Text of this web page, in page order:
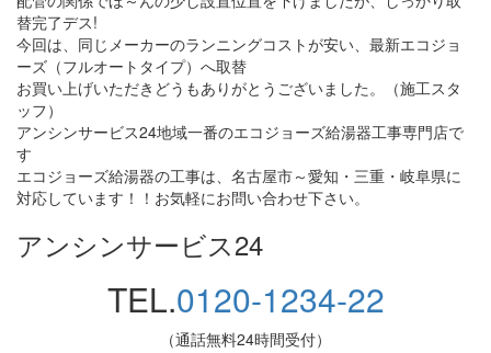
替完了デス!
今回は、同じメーカーのランニングコストが安い、最新エコジョ
ーズ（フルオートタイプ）へ取替
お買い上げいただきどうもありがとうございました。（施工スタ
ッフ）
アンシンサービス24地域一番のエコジョーズ給湯器工事専門店で
す
エコジョーズ給湯器の工事は、名古屋市～愛知・三重・岐阜県に
対応しています！！お気軽にお問い合わせ下さい。
アンシンサービス24
TEL.0120-1234-22
（通話無料24時間受付）